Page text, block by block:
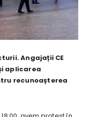
Angajații CE
aplicarea
recunoașterea